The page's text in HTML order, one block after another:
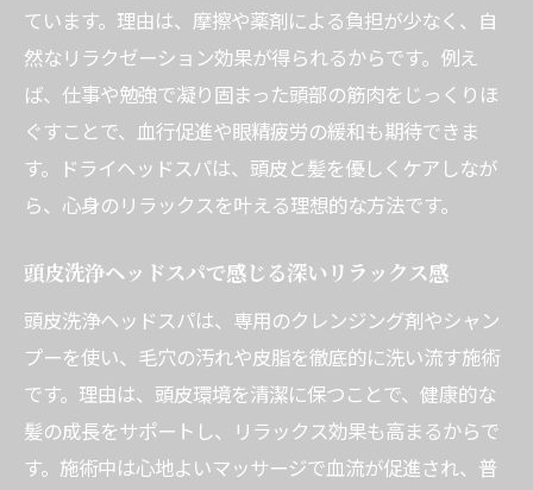
ています。理由は、摩擦や薬剤による負担が少なく、自
然なリラクゼーション効果が得られるからです。例え
ば、仕事や勉強で凝り固まった頭部の筋肉をじっくりほ
ぐすことで、血行促進や眼精疲労の緩和も期待できま
す。ドライヘッドスパは、頭皮と髪を優しくケアしなが
ら、心身のリラックスを叶える理想的な方法です。
頭皮洗浄ヘッドスパで感じる深いリラックス感
頭皮洗浄ヘッドスパは、専用のクレンジング剤やシャン
プーを使い、毛穴の汚れや皮脂を徹底的に洗い流す施術
です。理由は、頭皮環境を清潔に保つことで、健康的な
髪の成長をサポートし、リラックス効果も高まるからで
す。施術中は心地よいマッサージで血流が促進され、普